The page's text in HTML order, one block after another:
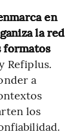
en
la red
formatos
Refiplus.
a
los